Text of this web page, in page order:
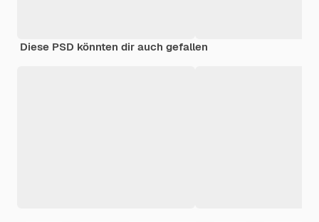
Diese PSD könnten dir auch gefallen